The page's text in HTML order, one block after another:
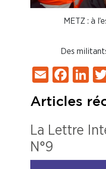
METZ : à
Des
Email
Articles
La Lettre
N°9